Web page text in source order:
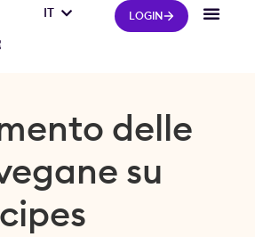
LOGIN
IT
FR
delle
su